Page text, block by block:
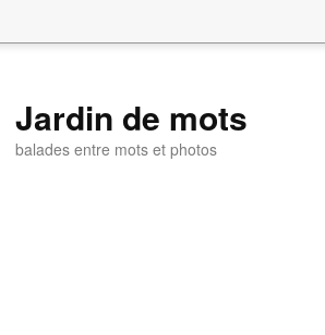
Jardin de mots
balades entre mots et photos